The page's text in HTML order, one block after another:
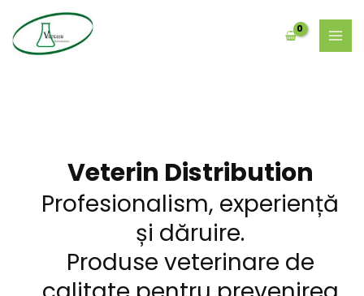
content
Veterin Distribution
Profesionalism, experiență
și dăruire.
Produse veterinare de